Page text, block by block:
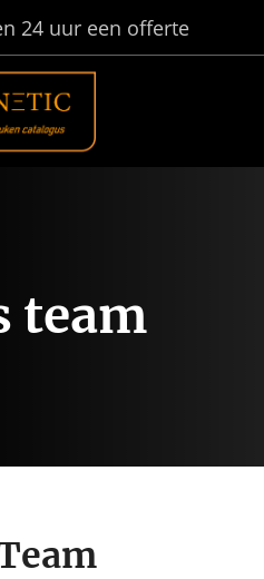
team
online keukenplatform in